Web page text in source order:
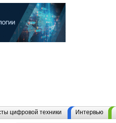
цифровой техники Интервью